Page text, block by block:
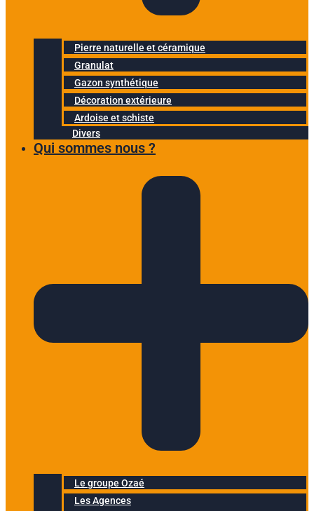
Pierre naturelle et céramique
Granulat
Gazon synthétique
Décoration extérieure
Ardoise et schiste
Divers
Qui sommes nous ?
Le groupe Ozaé
Les Agences